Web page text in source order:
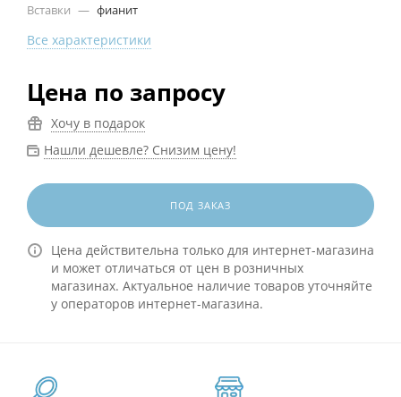
Вставки — фианит
Все характеристики
Цена по запросу
Хочу в подарок
Нашли дешевле? Снизим цену!
ПОД ЗАКАЗ
Цена действительна только для интернет-магазина
и может отличаться от цен в розничных
магазинах. Актуальное наличие товаров уточняйте
у операторов интернет-магазина.